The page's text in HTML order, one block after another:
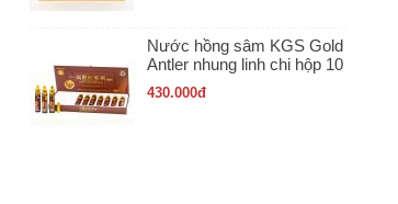
Nước hồng sâm KGS Gold
Antler nhung linh chi hộp 10
ống x 20ml
430.000đ